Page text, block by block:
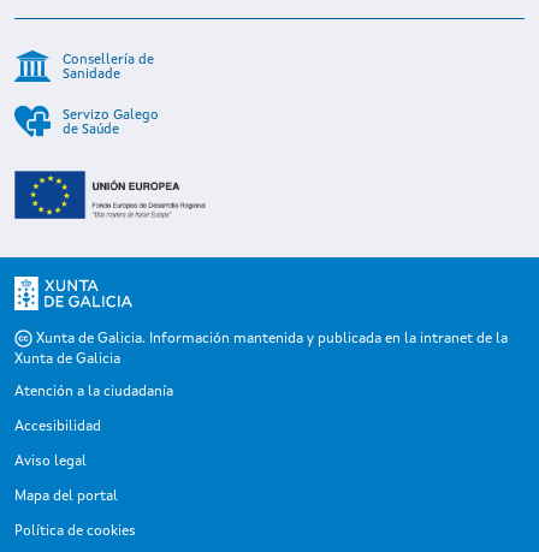
Consellería de
Sanidade
Servizo Galego
de Saúde
Xunta de Galicia. Información mantenida y publicada en la intranet de la
Xunta de Galicia
Atención a la ciudadanía
Accesibilidad
Aviso legal
Mapa del portal
Política de cookies